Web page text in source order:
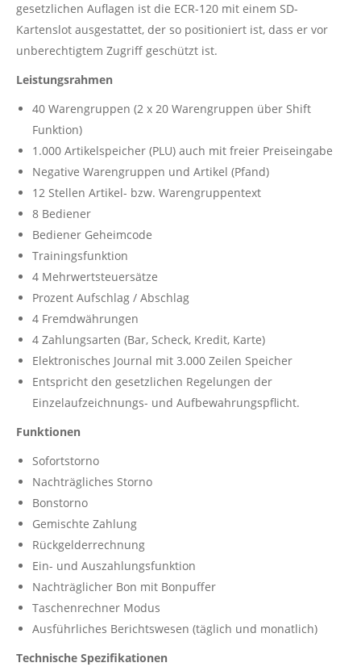
gesetzlichen Auflagen ist die ECR-120 mit einem SD-
Kartenslot ausgestattet, der so positioniert ist, dass er vor
unberechtigtem Zugriff geschützt ist.
Leistungsrahmen
40 Warengruppen (2 x 20 Warengruppen über Shift
Funktion)
1.000 Artikelspeicher (PLU) auch mit freier Preiseingabe
Negative Warengruppen und Artikel (Pfand)
12 Stellen Artikel- bzw. Warengruppentext
8 Bediener
Bediener Geheimcode
Trainingsfunktion
4 Mehrwertsteuersätze
Prozent Aufschlag / Abschlag
4 Fremdwährungen
4 Zahlungsarten (Bar, Scheck, Kredit, Karte)
Elektronisches Journal mit 3.000 Zeilen Speicher
Entspricht den gesetzlichen Regelungen der
Einzelaufzeichnungs- und Aufbewahrungspflicht.
Funktionen
Sofortstorno
Nachträgliches Storno
Bonstorno
Gemischte Zahlung
Rückgelderrechnung
Ein- und Auszahlungsfunktion
Nachträglicher Bon mit Bonpuffer
Taschenrechner Modus
Ausführliches Berichtswesen (täglich und monatlich)
Technische Spezifikationen